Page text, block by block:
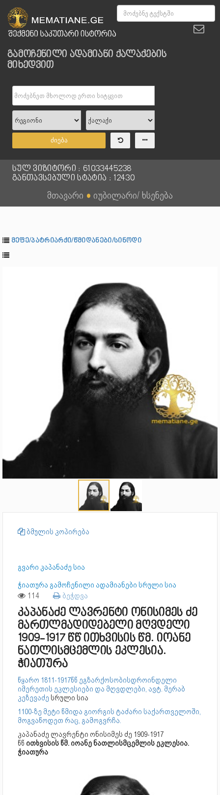
გამოჩენილი ადამიანი ქალაქების
მიხედვით
ძიება
სულ ვიზიტორი : 61033445238
განთავსებული სტატია : 12430
მთავარი ● იუბილარი/ ხსენება
მეფე/პატრიარქი/წმიდანები/სინოდი
ბმულის კოპირება
გვარი კაპანაძე სია
ჭიათურა გამოჩენილი ადამიანები სრული სია
114 ბეჭდვა
კაპანაძე ლავრენტი ონისიმეს ძე
მართლმადიდებელი მღვდელი
1909-1917 წწ ითხვისის წმ. იოანე
ნათლისმცემლის ეკლესია.
ჭიათურა
წყარო 1811-1917წწ ეგზარქოსობისდროინდელი
იმერეთის ეკლესიები და მღვდლები, ავტ. მერაბ
კეზევაძე სრული სია
1100-ზე მეტი წმიდა გიორგის ტაძარი საქართველოში,
მოგვაწოდეთ რაც, გამოგვრჩა.
კაპანაძე ლავრენტი ონისიმეს ძე 1909-1917
წწ ითხვისის წმ. იოანე ნათლისმცემლის ეკლესია.
ჭიათურა